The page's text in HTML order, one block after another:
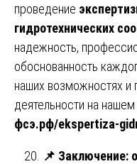
проведение
гидротехнических
надежность,
обоснованность
наших возможностях и
деятельности на нашем
фсэ.рф/ekspertiza-
📌 Заключение: